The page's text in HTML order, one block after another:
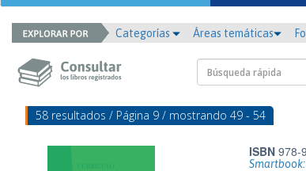
Categorías Áreas temáticas
58 resultados / Página 9 / mostrando 49 - 54
ISBN 978-